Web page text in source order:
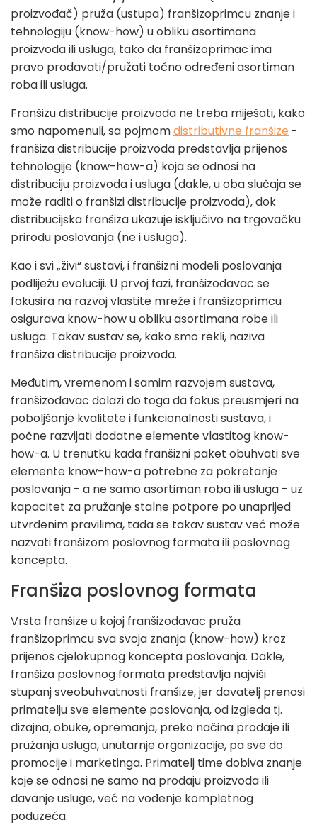
proizvođač) pruža (ustupa) franšizoprimcu znanje i
tehnologiju (know-how) u obliku asortimana
proizvoda ili usluga, tako da franšizoprimac ima
pravo prodavati/pružati točno određeni asortiman
roba ili usluga.
Franšizu distribucije proizvoda ne treba miješati, kako
smo napomenuli, sa pojmomdistributivne franšize -
franšiza distribucije proizvoda predstavlja prijenos
tehnologije (know-how-a) koja se odnosi na
distribuciju proizvoda i usluga (dakle, u oba slučaja se
može raditi o franšizi distribucije proizvoda), dok
distribucijska franšiza ukazuje isključivo na trgovačku
prirodu poslovanja (ne i usluga).
Kao i svi „živi“ sustavi, i franšizni modeli poslovanja
podliježu evoluciji. U prvoj fazi, franšizodavac se
fokusira na razvoj vlastite mreže i franšizoprimcu
osigurava know-how u obliku asortimana robe ili
usluga. Takav sustav se, kako smo rekli, naziva
franšiza distribucije proizvoda.
Međutim, vremenom i samim razvojem sustava,
franšizodavac dolazi do toga da fokus preusmjeri na
poboljšanje kvalitete i funkcionalnosti sustava, i
počne razvijati dodatne elemente vlastitog know-
how-a. U trenutku kada franšizni paket obuhvati sve
elemente know-how-a potrebne za pokretanje
poslovanja - a ne samo asortiman roba ili usluga - uz
kapacitet za pružanje stalne potpore po unaprijed
utvrđenim pravilima, tada se takav sustav već može
nazvati franšizom poslovnog formata ili poslovnog
koncepta.
Franšiza poslovnog formata
Vrsta franšize u kojoj franšizodavac pruža
franšizoprimcu sva svoja znanja (know-how) kroz
prijenos cjelokupnog koncepta poslovanja. Dakle,
franšiza poslovnog formata predstavlja najviši
stupanj sveobuhvatnosti franšize, jer davatelj prenosi
primatelju sve elemente poslovanja, od izgleda tj.
dizajna, obuke, opremanja, preko načina prodaje ili
pružanja usluga, unutarnje organizacije, pa sve do
promocije i marketinga. Primatelj time dobiva znanje
koje se odnosi ne samo na prodaju proizvoda ili
davanje usluge, već na vođenje kompletnog
poduzeća.